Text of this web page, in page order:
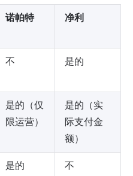
诺帕特 净利
不 是的
是的（仅
限运营）
是的（实
际支付金
额）
是的 不